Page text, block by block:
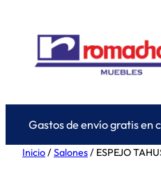
contenido
Gastos de envío gratis en
Inicio/Salones/ ESPEJO